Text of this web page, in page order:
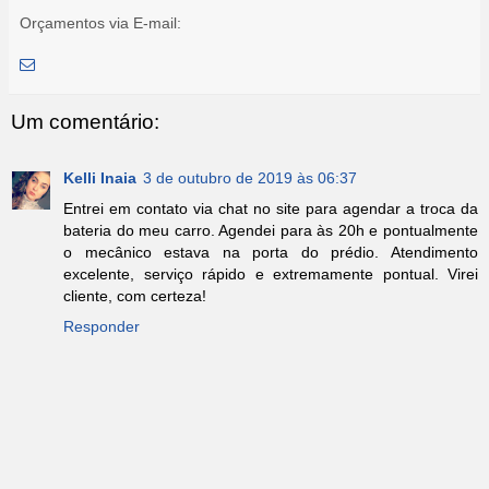
k
p
s
Orçamentos via E-mail:
Um comentário:
Kelli Inaia 3 de outubro de 2019 às 06:37
Entrei em contato via chat no site para agendar a troca da
bateria do meu carro. Agendei para às 20h e pontualmente
o mecânico estava na porta do prédio. Atendimento
excelente, serviço rápido e extremamente pontual. Virei
cliente, com certeza!
Responder